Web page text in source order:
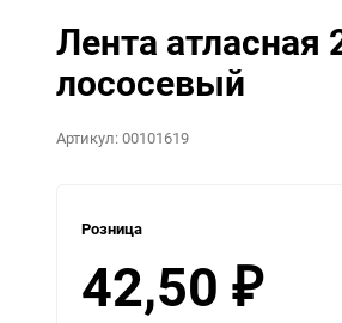
Лента
лососевый
Артикул:00101619
Розница
42,50 ₽